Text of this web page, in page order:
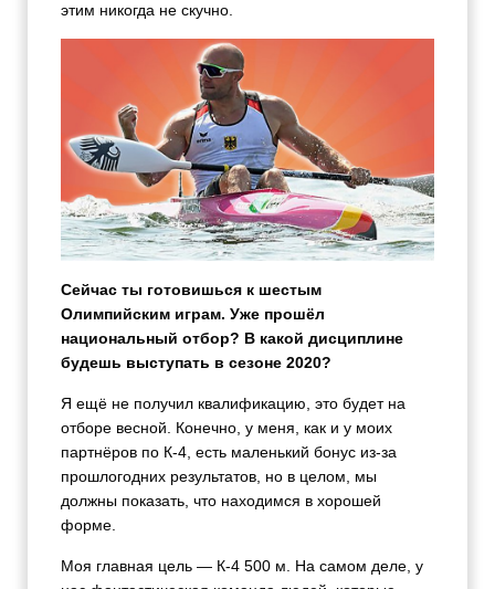
этим никогда не скучно.
Сейчас ты готовишься к шестым
Олимпийским играм. Уже прошёл
национальный отбор? В какой дисциплине
будешь выступать в сезоне 2020?
Я ещё не получил квалификацию, это будет на
отборе весной. Конечно, у меня, как и у моих
партнёров по К-4, есть маленький бонус из-за
прошлогодних результатов, но в целом, мы
должны показать, что находимся в хорошей
форме.
Моя главная цель — К-4 500 м. На самом деле, у